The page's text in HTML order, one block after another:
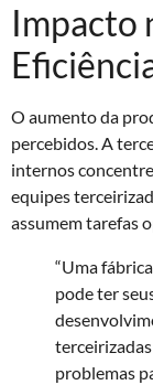
Impacto
O aumento da
percebidos. A
internos
equipes
assumem tarefas
“Uma
pode ter
problemas